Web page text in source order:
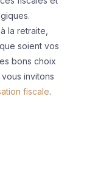
la retraite,
soient vos
bons choix
invitons
fiscale.